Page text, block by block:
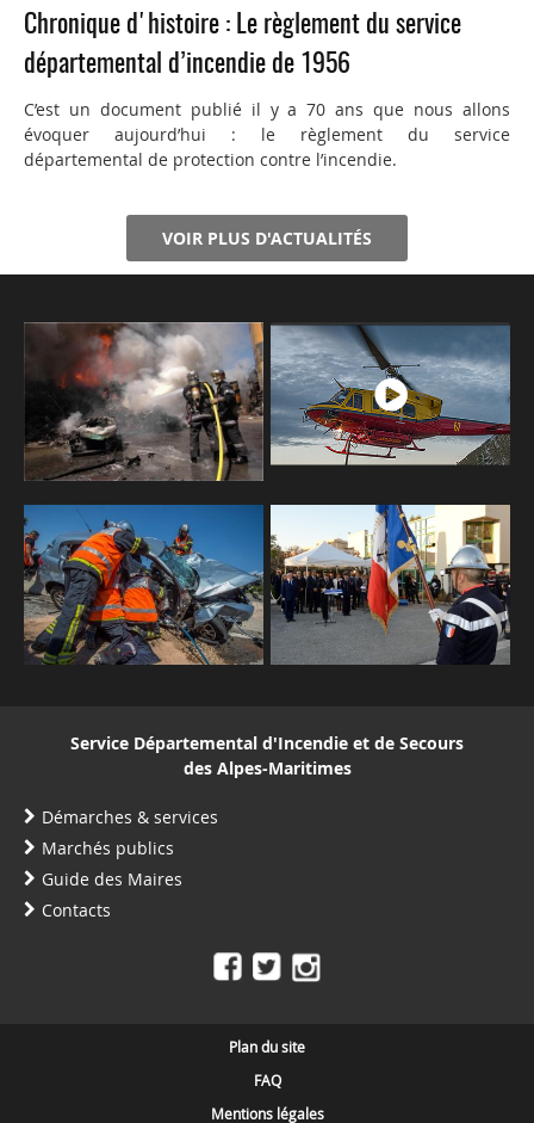
Chronique d'histoire : Le règlement du service
départemental d’incendie de 1956
C’est un document publié il y a 70 ans que nous allons
évoquer aujourd’hui : le règlement du service
départemental de protection contre l’incendie.
VOIR PLUS D'ACTUALITÉS
Service Départemental d'Incendie et de Secours
des Alpes-Maritimes
Démarches & services
Marchés publics
Guide des Maires
Contacts
Plan du site
FAQ
Mentions légales